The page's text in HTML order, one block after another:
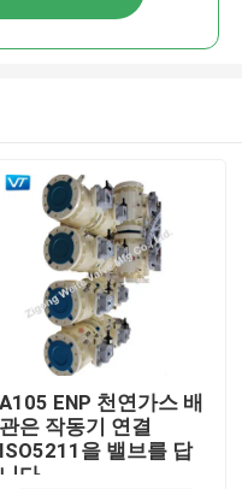
A105 ENP 천연가스 배
관은 작동기 연결
ISO5211을 밸브를 답
니다